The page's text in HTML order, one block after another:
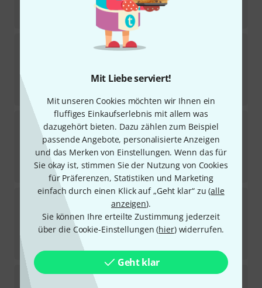
Mit Liebe serviert!
Mit unseren Cookies möchten wir Ihnen ein
fluffiges Einkaufserlebnis mit allem was
dazugehört bieten. Dazu zählen zum Beispiel
passende Angebote, personalisierte Anzeigen
und das Merken von Einstellungen. Wenn das für
Sie okay ist, stimmen Sie der Nutzung von Cookies
für Präferenzen, Statistiken und Marketing
einfach durch einen Klick auf „Geht klar“ zu (alle
anzeigen).
Sie können Ihre erteilte Zustimmung jederzeit
über die Cookie-Einstellungen (hier) widerrufen.
Geht klar
UVP:84,49 €
C-HM/HM-3 Cable 0.9m
€
KramerC-BM/BM-25 Cable 7.6m
1
Sofort lieferbar
17,50 €
UVP:27,37 €
-36%
Kramer C-UNIKat-328 Cable 100.0m
1
Sofort lieferbar
145 €
-32%
KramerC-UNIKat-6 Cable 1.8m